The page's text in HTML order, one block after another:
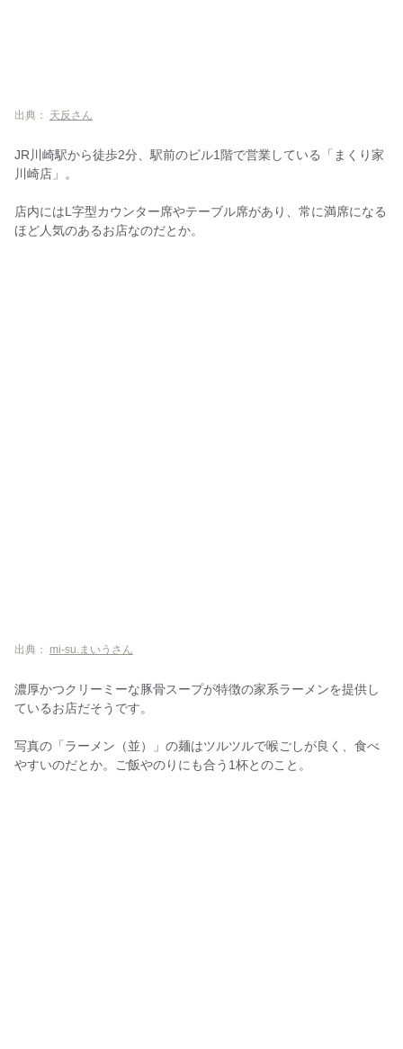
出典： 天反さん
JR川崎駅から徒歩2分、駅前のビル1階で営業している「まくり家
川崎店」。
店内にはL字型カウンター席やテーブル席があり、常に満席になる
ほど人気のあるお店なのだとか。
出典： mi-su.まいうさん
濃厚かつクリーミーな豚骨スープが特徴の家系ラーメンを提供し
ているお店だそうです。
写真の「ラーメン（並）」の麺はツルツルで喉ごしが良く、食べ
やすいのだとか。ご飯やのりにも合う1杯とのこと。